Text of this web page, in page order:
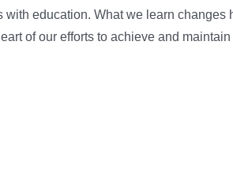
with education. What we learn
of our efforts to achieve and maintain